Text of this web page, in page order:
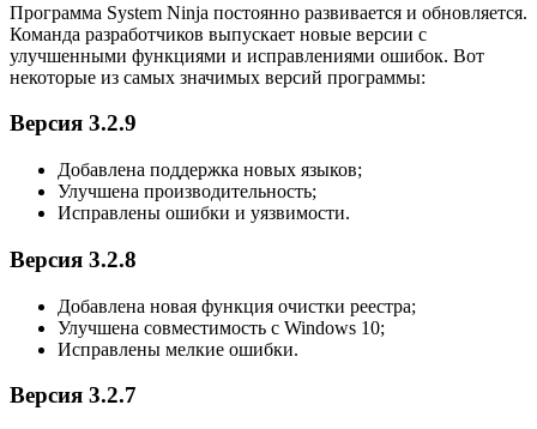
Программа System Ninja постоянно развивается и обновляется.
Команда разработчиков выпускает новые версии с
улучшенными функциями и исправлениями ошибок. Вот
некоторые из самых значимых версий программы:
Версия 3.2.9
Добавлена поддержка новых языков;
Улучшена производительность;
Исправлены ошибки и уязвимости.
Версия 3.2.8
Добавлена новая функция очистки реестра;
Улучшена совместимость с Windows 10;
Исправлены мелкие ошибки.
Версия 3.2.7